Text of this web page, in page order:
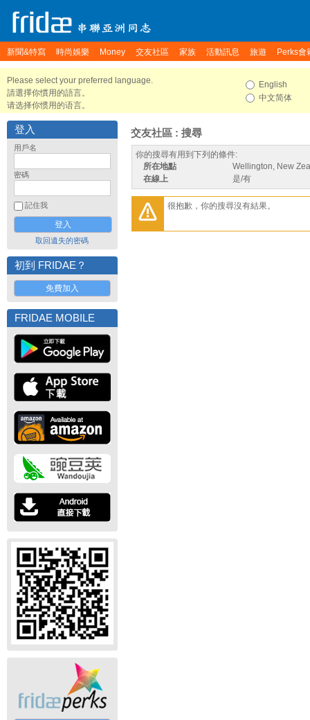
新聞&特寫 時尚娛樂 Money 交友社區 家族 活動訊息 旅遊 Perks會
Please select your preferred language.
請選擇你慣用的語言。
请选择你惯用的语言。
English
中文简体
登入
用戶名
密碼
記住我
取回遺失的密碼
初到 FRIDAE？
免費加入
FRIDAE MOBILE
交友社區 : 搜尋
你的搜尋有用到下列的條件:
所在地點
Wellington, New
在線上
是/有
很抱歉，你的搜尋沒有結果。